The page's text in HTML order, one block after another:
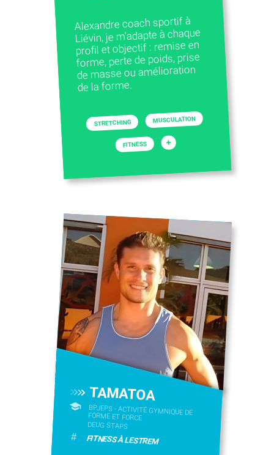
Alexandre coach sportif à
Liévin, je m’adapte à chaque
profil et objectif : remise en
forme, perte de poids, prise
de masse ou amélioration
de la forme.
STRETCHING MUSCULATION
FITNESS +
TAMATOA
BPJEPS - ACTIVITÉ GYMNIQUE DE
FORME ET FORCE
DEUG STAPS
# FITNESS À LESTREM